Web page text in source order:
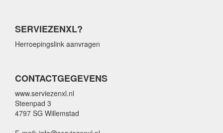
SERVIEZENXL?
Herroepingslink aanvragen
CONTACTGEGEVENS
www.serviezenxl.nl
Steenpad 3
4797 SG Willemstad